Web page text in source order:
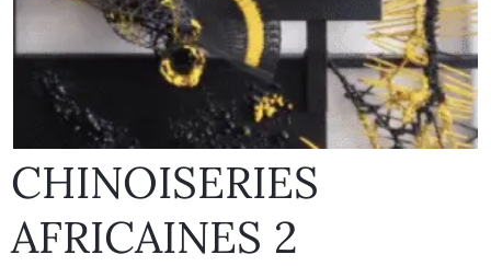
CHINOISERIES
AFRICAINES 2